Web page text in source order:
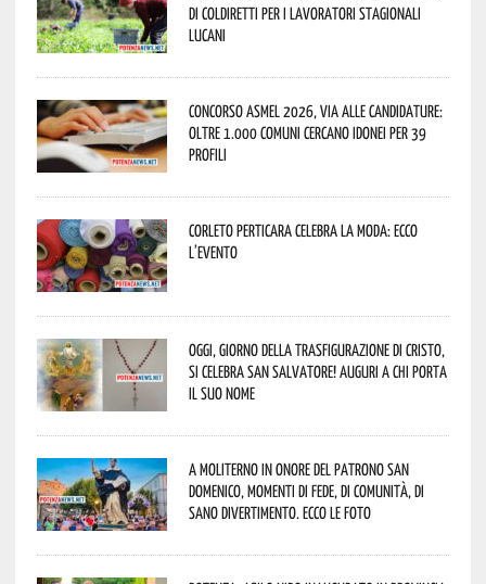
di Coldiretti per i lavoratori stagionali
lucani
Concorso Asmel 2026, via alle candidature:
oltre 1.000 Comuni cercano idonei per 39
profili
Corleto Perticara celebra la moda: ecco
l’evento
Oggi, giorno della Trasfigurazione di Cristo,
si celebra San Salvatore! Auguri a chi porta
il suo nome
A Moliterno in onore del Patrono San
Domenico, momenti di fede, di comunità, di
sano divertimento. Ecco le foto